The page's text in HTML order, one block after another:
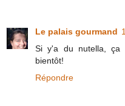
Le palais gourmand
Si y'a du nutella, ça
bientôt!
Répondre